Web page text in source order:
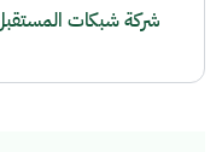
شركة شبكات